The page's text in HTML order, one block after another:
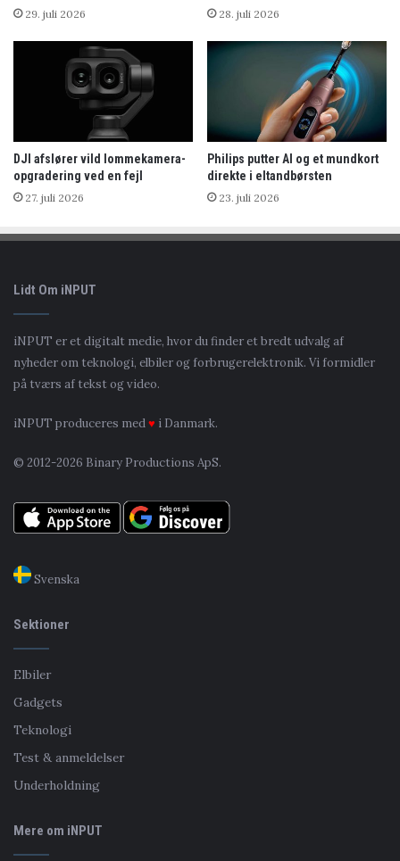
29. juli 2026 28. juli 2026
DJI afslører vild lommekamera-
opgradering ved en fejl
27. juli 2026
Philips putter AI og et mundkort
direkte i eltandbørsten
23. juli 2026
Lidt Om iNPUT
iNPUT er et digitalt medie, hvor du finder et bredt udvalg af
nyheder om teknologi, elbiler og forbrugerelektronik. Vi formidler
på tværs af tekst og video.
iNPUT produceres med♥ i Danmark.
© 2012-2026 Binary Productions ApS.
Svenska
Sektioner
Elbiler
Gadgets
Teknologi
Test & anmeldelser
Underholdning
Mere om iNPUT